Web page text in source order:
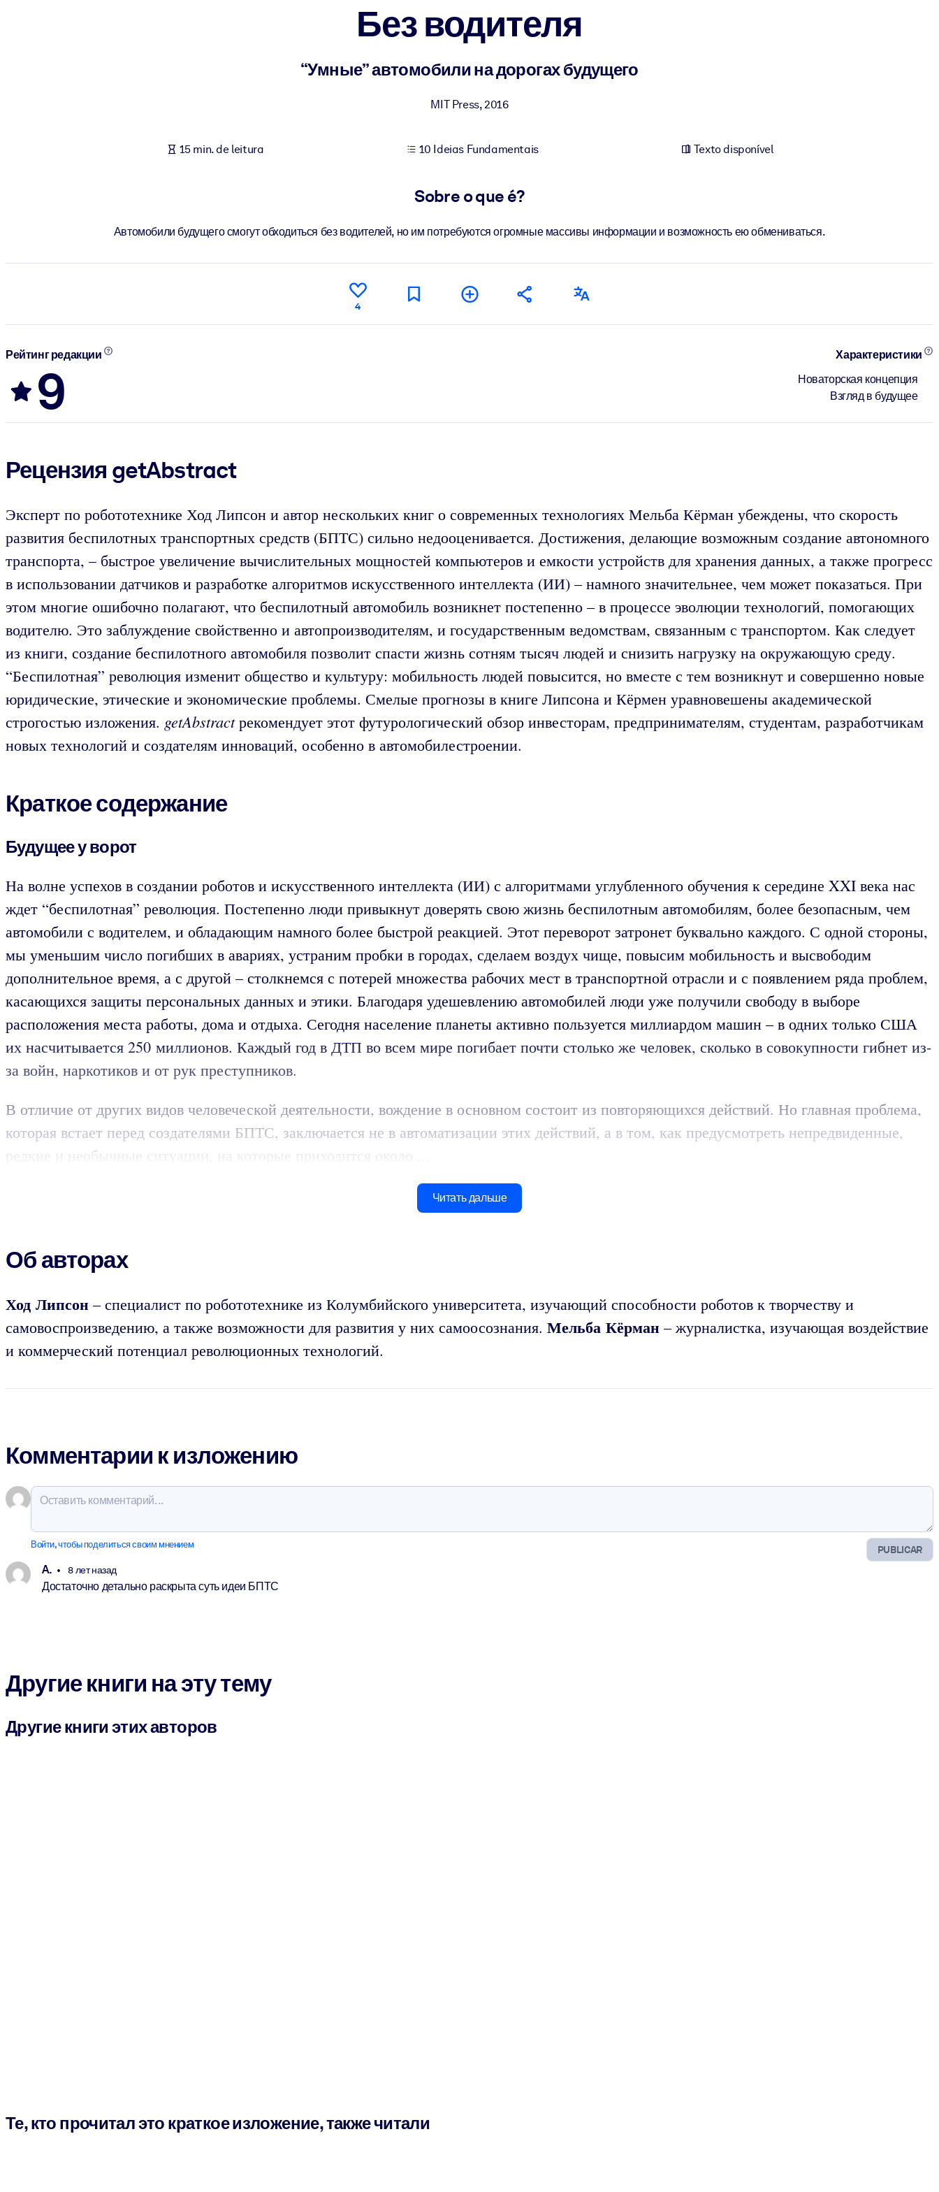
Enriqueça sua biblioteca corporativa com conhecimento de negócios confiável e pronto para uso.
Alimente seus sistemas de IA com conhecimento confiável e estruturado para melhorar os resultados.
Без водителя
“Умные” автомобили на дорогах будущего
MIT Press,2016
15 min. de leitura 10 Ideias Fundamentais Texto disponível
Sobre o que é?
Автомобили будущего смогут обходиться без водителей, но им потребуются огромные массивы информации и возможность ею обмениваться.
4
Рейтинг редакции
9
Характеристики
Новаторская концепция
Взгляд в будущее
Рецензия getAbstract
Эксперт по робототехнике Ход Липсон и автор нескольких книг о современных технологиях Мельба Кёрман убеждены, что скорость
развития беспилотных транспортных средств (БПТС) сильно недооценивается. Достижения, делающие возможным создание автономного
транспорта, – быстрое увеличение вычислительных мощностей компьютеров и емкости устройств для хранения данных, а также прогресс
в использовании датчиков и разработке алгоритмов искусственного интеллекта (ИИ) – намного значительнее, чем может показаться. При
этом многие ошибочно полагают, что беспилотный автомобиль возникнет постепенно – в процессе эволюции технологий, помогающих
водителю. Это заблуждение свойственно и автопроизводителям, и государственным ведомствам, связанным с транспортом. Как следует
из книги, создание беспилотного автомобиля позволит спасти жизнь сотням тысяч людей и снизить нагрузку на окружающую среду.
“Беспилотная” революция изменит общество и культуру: мобильность людей повысится, но вместе с тем возникнут и совершенно новые
юридические, этические и экономические проблемы. Смелые прогнозы в книге Липсона и Кёрмен уравновешены академической
строгостью изложения. getAbstractрекомендует этот футурологический обзор инвесторам, предпринимателям, студентам, разработчикам
новых технологий и создателям инноваций, особенно в автомобилестроении.
Краткое содержание
Будущее у ворот
На волне успехов в создании роботов и искусственного интеллекта (ИИ) с алгоритмами углубленного обучения к середине XXI века нас
ждет “беспилотная” революция. Постепенно люди привыкнут доверять свою жизнь беспилотным автомобилям, более безопасным, чем
автомобили с водителем, и обладающим намного более быстрой реакцией. Этот переворот затронет буквально каждого. С одной стороны,
мы уменьшим число погибших в авариях, устраним пробки в городах, сделаем воздух чище, повысим мобильность и высвободим
дополнительное время, а с другой – столкнемся с потерей множества рабочих мест в транспортной отрасли и с появлением ряда проблем,
касающихся защиты персональных данных и этики. Благодаря удешевлению автомобилей люди уже получили свободу в выборе
расположения места работы, дома и отдыха. Сегодня население планеты активно пользуется миллиардом машин – в одних только США
их насчитывается 250 миллионов. Каждый год в ДТП во всем мире погибает почти столько же человек, сколько в совокупности гибнет из-
за войн, наркотиков и от рук преступников.
В отличие от других видов человеческой деятельности, вождение в основном состоит из повторяющихся действий. Но главная проблема,
которая встает перед создателями БПТС, заключается не в автоматизации этих действий, а в том, как предусмотреть непредвиденные,
редкие и необычные ситуации, на которые приходится около ...
Читать дальше
Об авторах
Ход Липсон – специалист по робототехнике из Колумбийского университета, изучающий способности роботов к творчеству и
самовоспроизведению, а также возможности для развития у них самоосознания. Мельба Кёрман – журналистка, изучающая воздействие
и коммерческий потенциал революционных технологий.
Комментарии к изложению
PUBLICAR
Войти, чтобы поделиться своим мнением
A. 8 лет назад
Достаточно детально раскрыта суть идеи БПТС
Другие книги на эту тему
Другие книги этих авторов
Те, кто прочитал это краткое изложение, также читали